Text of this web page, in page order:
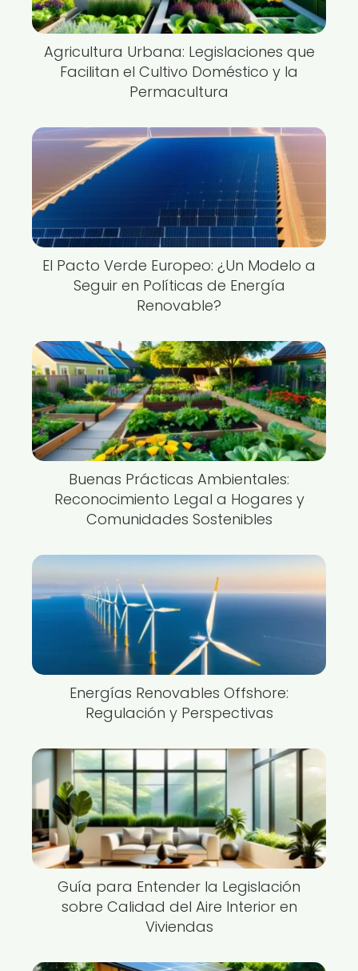
Agricultura Urbana: Legislaciones que
Facilitan el Cultivo Doméstico y la
Permacultura
El Pacto Verde Europeo: ¿Un Modelo a
Seguir en Políticas de Energía
Renovable?
Buenas Prácticas Ambientales:
Reconocimiento Legal a Hogares y
Comunidades Sostenibles
Energías Renovables Offshore:
Regulación y Perspectivas
Guía para Entender la Legislación
sobre Calidad del Aire Interior en
Viviendas